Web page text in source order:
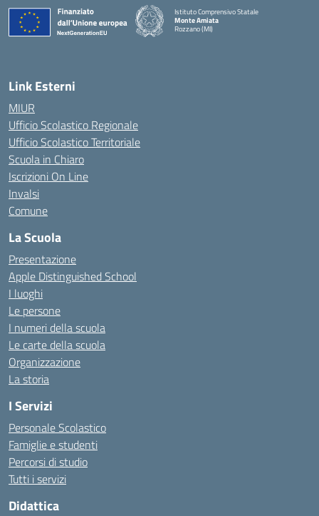
Istituto Comprensivo Statale
Monte Amiata
Rozzano (MI)
Link Esterni
MIUR
Ufficio Scolastico Regionale
Ufficio Scolastico Territoriale
Scuola in Chiaro
Iscrizioni On Line
Invalsi
Comune
La Scuola
Presentazione
Apple Distinguished School
I luoghi
Le persone
I numeri della scuola
Le carte della scuola
Organizzazione
La storia
I Servizi
Personale Scolastico
Famiglie e studenti
Percorsi di studio
Tutti i servizi
Didattica